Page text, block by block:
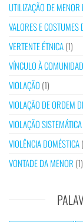
UTILIZAÇÃO DE
VALORES E COSTUMES
VERTENTE ÉTNICA(1)
VÍNCULO À
VIOLAÇÃO (1)
VIOLAÇÃO DE ORDEM
VIOLAÇÃO
VIOLÊNCIA DOMÉSTICA
VONTADE DA MENOR (1)